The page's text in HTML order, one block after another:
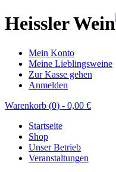
Heissler Wein
Mein Konto
Meine Lieblingsweine
Zur Kasse gehen
Anmelden
Warenkorb (0) - 0,00 €
Startseite
Shop
Unser Betrieb
Veranstaltungen